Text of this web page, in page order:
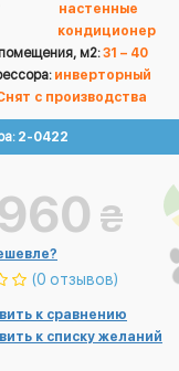
настенные
кондиционер
м2:31 – 40
инверторный
с производства
2-0422
₴
(0 отзывов)
к сравнению
к списку желаний